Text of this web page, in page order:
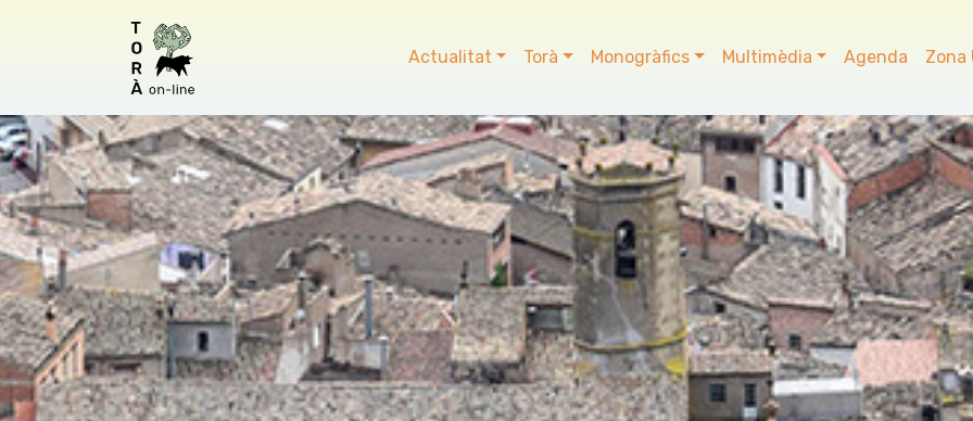
Actualitat Torà Monogràfics Multimèdia Agenda Zona